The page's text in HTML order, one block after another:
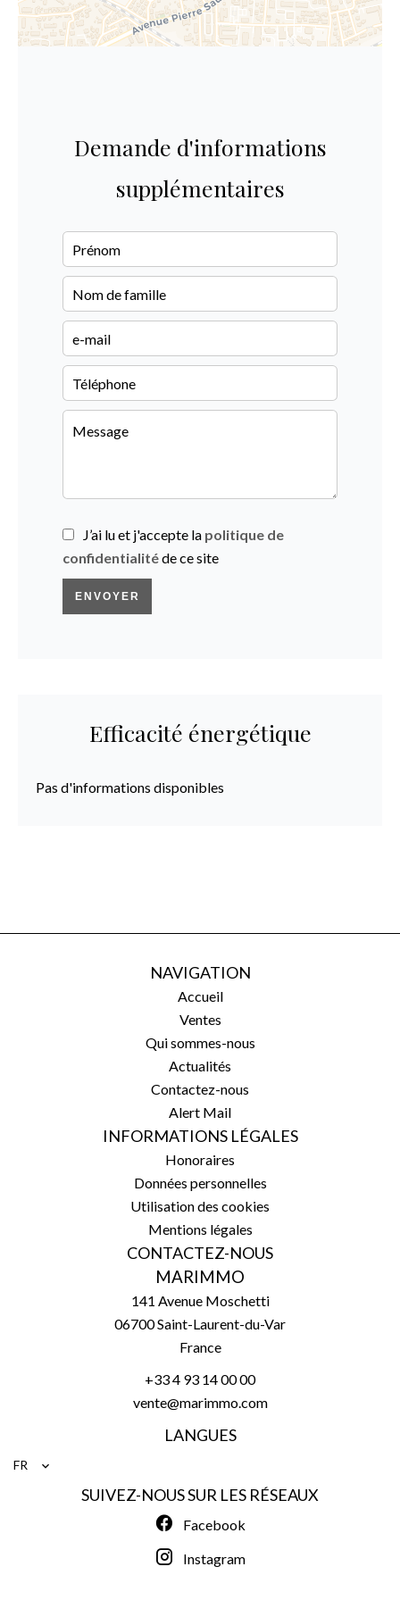
Demande d'informations
supplémentaires
J’ai lu et j'accepte la politique de
confidentialitéde ce site
ENVOYER
Efficacité énergétique
Pas d'informations disponibles
NAVIGATION
Accueil
Ventes
Qui sommes-nous
Actualités
Contactez-nous
Alert Mail
INFORMATIONS LÉGALES
Honoraires
Données personnelles
Utilisation des cookies
Mentions légales
CONTACTEZ-NOUS
MARIMMO
141 Avenue Moschetti
06700Saint-Laurent-du-Var
France
+33 4 93 14 00 00
vente@marimmo.com
LANGUES
FR
SUIVEZ-NOUS SUR LES RÉSEAUX
Facebook
Instagram